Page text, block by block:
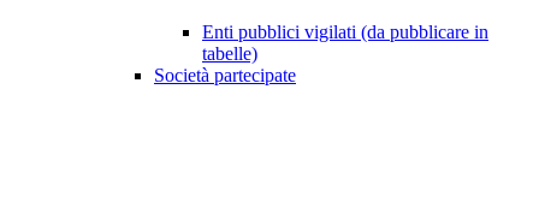
Enti pubblici vigilati (da pubblicare in
tabelle)
Società partecipate